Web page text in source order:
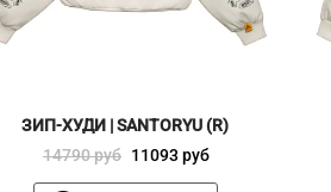
ЗИП-ХУДИ | SANTORYU (R)
14790руб
Первоначальная
цена
11093руб
Текущая
цена: